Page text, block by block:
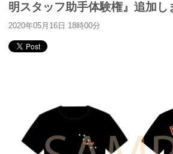
明スタッフ助手体験権』追加し
2020年05月16日 18時00分